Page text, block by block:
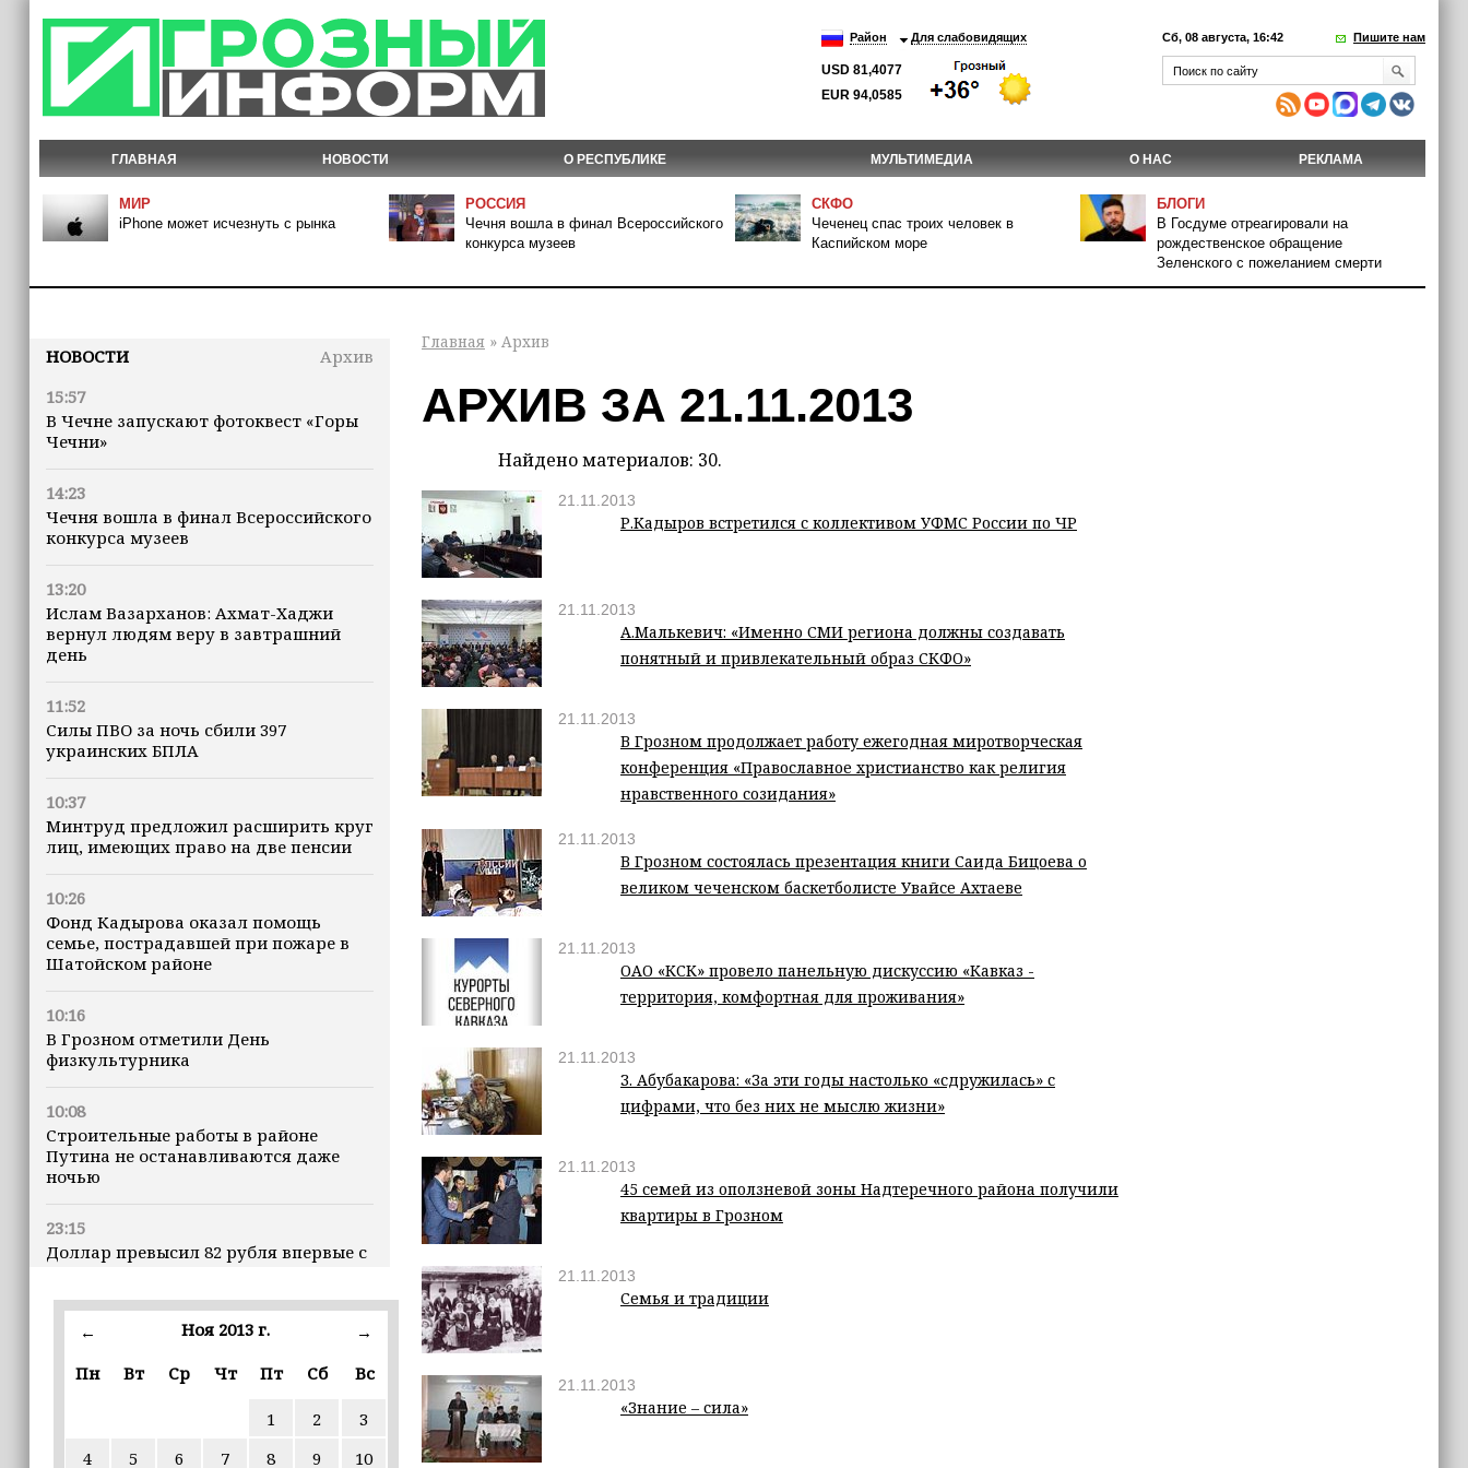
Район Для слабовидящих
USD 81,4077
EUR 94,0585
Сб, 08 августа, 16:42 Пишите нам
ГЛАВНАЯ НОВОСТИ О РЕСПУБЛИКЕ МУЛЬТИМЕДИА О НАС РЕКЛАМА
МИР
iPhone может исчезнуть с рынка
РОССИЯ
Чечня вошла в финал Всероссийского
конкурса музеев
СКФО
Чеченец спас троих человек в
Каспийском море
БЛОГИ
В Госдуме отреагировали на
рождественское обращение
Зеленского с пожеланием смерти
НОВОСТИ
Архив
15:57
В Чечне запускают фотоквест «Горы
Чечни»
14:23
Чечня вошла в финал Всероссийского
конкурса музеев
13:20
Ислам Вазарханов: Ахмат-Хаджи
вернул людям веру в завтрашний
день
11:52
Силы ПВО за ночь сбили 397
украинских БПЛА
10:37
Минтруд предложил расширить круг
лиц, имеющих право на две пенсии
10:26
Фонд Кадырова оказал помощь
семье, пострадавшей при пожаре в
Шатойском районе
10:16
В Грозном отметили День
физкультурника
10:08
Строительные работы в районе
Путина не останавливаются даже
ночью
23:15
Доллар превысил 82 рубля впервые с
инфраструктуру по госпрограмме
← Ноя 2013 г.
→
Пн
Вт Ср Чт Пт Сб Вс
1 2
3
4
5 6 7 8 9 10
Главная » Архив
АРХИВ ЗА 21.11.2013
Найдено материалов: 30.
21.11.2013
Р.Кадыров встретился с коллективом УФМС России по ЧР
21.11.2013
А.Малькевич: «Именно СМИ региона должны создавать
понятный и привлекательный образ СКФО»
21.11.2013
В Грозном продолжает работу ежегодная миротворческая
конференция «Православное христианство как религия
нравственного созидания»
21.11.2013
В Грозном состоялась презентация книги Саида Бицоева о
великом чеченском баскетболисте Увайсе Ахтаеве
21.11.2013
ОАО «КСК» провело панельную дискуссию «Кавказ -
территория, комфортная для проживания»
21.11.2013
З. Абубакарова: «За эти годы настолько «сдружилась» с
цифрами, что без них не мыслю жизни»
21.11.2013
45 семей из оползневой зоны Надтеречного района получили
квартиры в Грозном
21.11.2013
Семья и традиции
21.11.2013
«Знание – сила»